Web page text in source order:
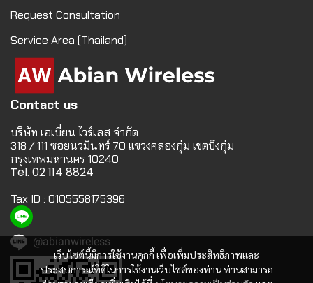
เว็บไซต์นี้มีการใช้งานคุกกี้ เพื่อเพิ่มประสิทธิภาพและ
ประสบการณ์ที่ดีในการใช้งานเว็บไซต์ของท่าน ท่านสามารถ
Request Consultation
Service Area (Thailand)
Contact us
บริษัท เอเบี่ยน ไวร์เลส จำกัด
318 / 111 ซอยนวมินทร์ 70 แขวงคลองกุ่ม เขตบึงกุ่ม
กรุงเทพมหานคร 10240
Tel. 02 114 8824
Tax ID : 0105558175396
@abianwireless